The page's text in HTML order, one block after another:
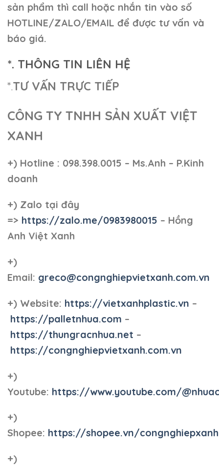
sản phẩm thì call hoặc nhắn tin vào số
HOTLINE/ZALO/EMAIL để được tư vấn và
báo giá.
*. THÔNG TIN LIÊN HỆ
*.TƯ VẤN TRỰC TIẾP
CÔNG TY TNHH SẢN XUẤT VIỆT
XANH
+) Hotline : 098.398.0015 – Ms.Anh – P.Kinh
doanh
+) Zalo tại đây
=> https://zalo.me/0983980015 – Hồng
Anh Việt Xanh
+)
Email: greco@congnghiepvietxanh.com.vn
+) Website: https://vietxanhplastic.vn –
https://palletnhua.com –
https://thungracnhua.net –
https://congnghiepvietxanh.com.vn
+)
Youtube: https://www.youtube.com/
+)
Shopee: https://shopee.vn/
+)